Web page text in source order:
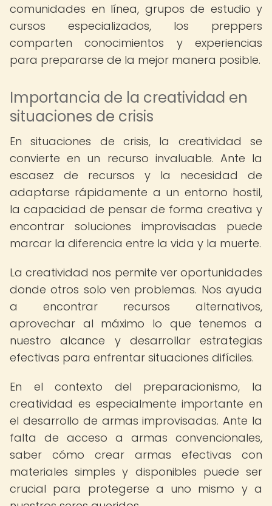
comunidades en línea, grupos de estudio y
cursos especializados, los preppers
comparten conocimientos y experiencias
para prepararse de la mejor manera posible.
Importancia de la creatividad en
situaciones de crisis
En situaciones de crisis, la creatividad se
convierte en un recurso invaluable. Ante la
escasez de recursos y la necesidad de
adaptarse rápidamente a un entorno hostil,
la capacidad de pensar de forma creativa y
encontrar soluciones improvisadas puede
marcar la diferencia entre la vida y la muerte.
La creatividad nos permite ver oportunidades
donde otros solo ven problemas. Nos ayuda
a encontrar recursos alternativos,
aprovechar al máximo lo que tenemos a
nuestro alcance y desarrollar estrategias
efectivas para enfrentar situaciones difíciles.
En el contexto del preparacionismo, la
creatividad es especialmente importante en
el desarrollo de armas improvisadas. Ante la
falta de acceso a armas convencionales,
saber cómo crear armas efectivas con
materiales simples y disponibles puede ser
crucial para protegerse a uno mismo y a